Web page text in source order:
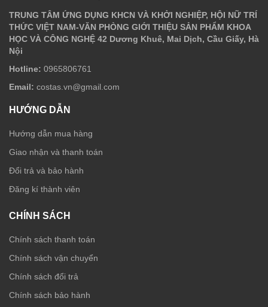
TRUNG TÂM ỨNG DỤNG KHCN VÀ KHỞI NGHIỆP, HỘI NỮ TRÍ
THỨC VIỆT NAM-VĂN PHÒNG GIỚI THIỆU SẢN PHẨM KHOA
HỌC VÀ CÔNG NGHỆ 42 Dương Khuê, Mai Dịch, Cầu Giấy, Hà
Nội
Hotline: 0965806761
Email: costas.vn@gmail.com
HƯỚNG DẪN
Hướng dẫn mua hàng
Giao nhận và thanh toán
Đổi trả và bảo hành
Đăng kí thành viên
CHÍNH SÁCH
Chính sách thanh toán
Chính sách vận chuyển
Chính sách đổi trả
Chính sách bảo hành